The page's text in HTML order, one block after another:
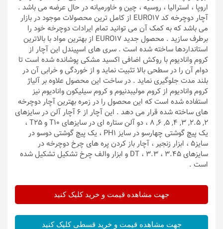
اروپا ، استرالیا ، روسیه ، چین و خاورمیانه در حال عرضه می باشد .
آچار دوچرخه کد EURO17 از کامل ترین محصولات موجود در بازار
می باشد که به کمک آن می توانید تمام ایرادات دوچرخه خود را
برطرف سازید . محصول جدید EURO17 از بهترین مواد با بالاترین
استانداردها ساخته شده است . سری های اسپیندل این آچار از
کروم وانادیوم با روکش اضافی اکسید مشکی پوشانده شده است تا
دوام آن را در سطحی بالا تثبیت نماید و از خوردگی و خرابی آن در
بلند مدت جلوگیری نماید . در ساخت این محصول علاوه بر آلیاژ
کروم وانادیوم از کروم مولیبدنیوم و کروم سیلیکون وانادیوم نیز
استفاده شده است که این محصول را در زمره بهترین آچار دوچرخه
های ساخته شده قرار می دهد . این آچار از 6 آچار آلن در سایزهای
2, 2.5, 3, 4, 5, 6, 8 ، دو آلن ستاره ای در سایزهای T10 و T25 ،
یک پیچ گوشتی چهارسو در سایز PH1 ، یک پیچ گوشتی دوسو در
سایز5 ، ابزار زنجیر ، آچار باز کردن پره های چرخ دوچرخه در
سایزهای DT ، 3.3 ، 3.45 و ابزار والف چرخ تشکیل تشکیل شده
است .
جهت مشاهده قیمت و خرید کلیک کنید
جهت مشاهده قیمت و خرید قسطی کلیک کنید